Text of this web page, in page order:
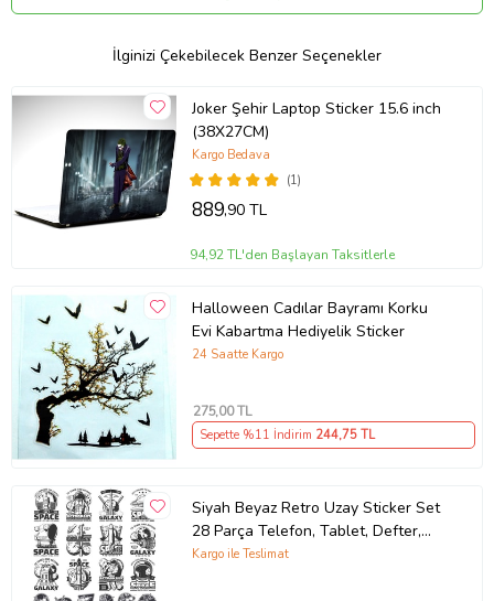
ayrılma yapmaz, iz bırakmaz.
-Ürünlerimiz, kargoda hasar
almayacak şekilde paketlenip,
teslim edilmektedir.
kcm99887364
İlginizi Çekebilecek Benzer Seçenekler
Joker Şehir Laptop Sticker 15.6 inch
(38X27CM)
(1)
Kargo Bedava
889,90 TL
94,92 TL'den Başlayan Taksitlerle
Halloween Cadılar Bayramı Korku
Evi Kabartma Hediyelik Sticker
24 Saatte Kargo
275,00 TL
Sepette %11 İndirim 244,75 TL
Siyah Beyaz Retro Uzay Sticker Set
28 Parça Telefon, Tablet, Defter,
Laptop Sticker
Kargo ile Teslimat